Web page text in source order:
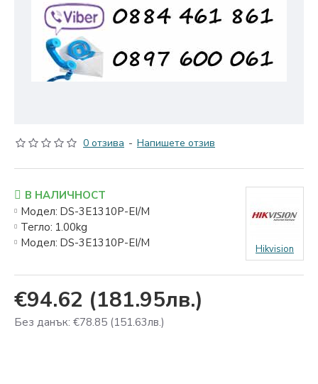
0 отзива - Напишете отзив
€94.62 (181.95лв.)
Без данък: €78.85 (151.63лв.)
В НАЛИЧНОСТ
Модел: DS-3E1310P-EI/M
Тегло: 1.00kg
Модел: DS-3E1310P-EI/M Hikvision